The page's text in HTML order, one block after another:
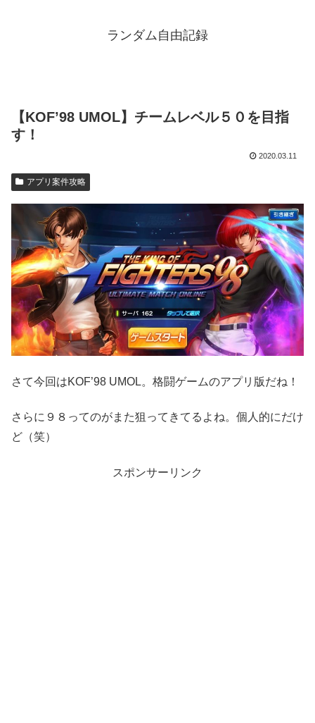
ランダム自由記録
【KOF’98 UMOL】チームレベル５０を目指
す！
2020.03.11
アプリ案件攻略
さて今回はKOF’98 UMOL。格闘ゲームのアプリ版だね！
さらに９８ってのがまた狙ってきてるよね。個人的にだけ
ど（笑）
スポンサーリンク